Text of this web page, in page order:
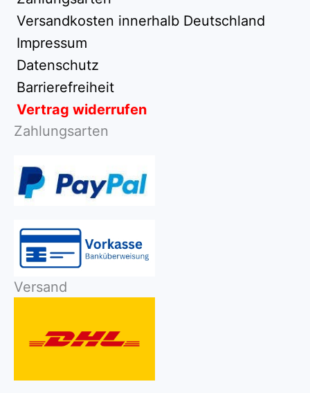
Versandkosten innerhalb Deutschland
Impressum
Datenschutz
Barrierefreiheit
Vertrag widerrufen
Zahlungsarten
Versand